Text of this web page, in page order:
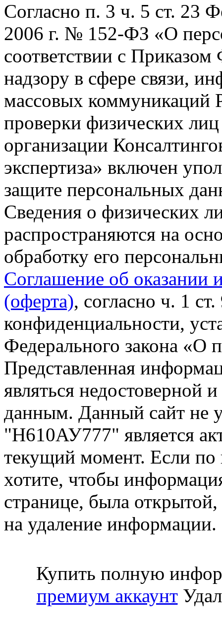
Согласно п. 3 ч. 5 ст. 23
2006 г. № 152-ФЗ «О
соответствии с
надзору в сфере связи,
массовых коммуникаций
проверки физических
организации
экспертиза» включен
защите персональных
Сведения о физических
распространяются на
обработку его
Соглашение об оказании
(оферта), согласно ч. 1
конфиденциальности,
Федерального закона «О
Представленная
являться недостоверной
данным. Данный сайт не
"Н610АУ777" является
текущий момент. Если
хотите, чтобы
странице, была открытой,
на удаление информации.
Купить полную
премиум аккаунт